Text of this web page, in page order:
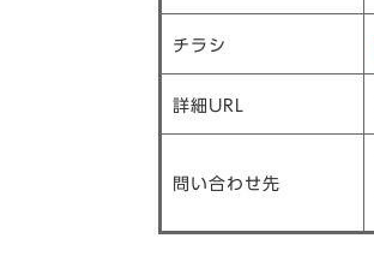
チラシ
詳細URL
問い合わせ先